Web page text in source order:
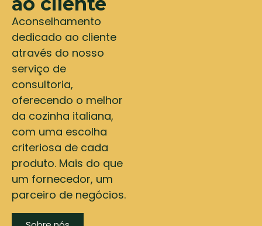
Aconselhamento
dedicado ao cliente
através do nosso
serviço de
consultoria,
oferecendo o melhor
da cozinha italiana,
com uma escolha
criteriosa de cada
produto. Mais do que
um fornecedor, um
parceiro de negócios.